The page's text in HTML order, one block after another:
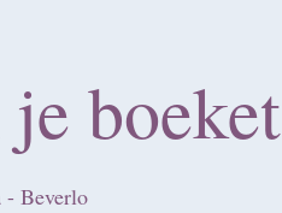
boeket
- Beverlo